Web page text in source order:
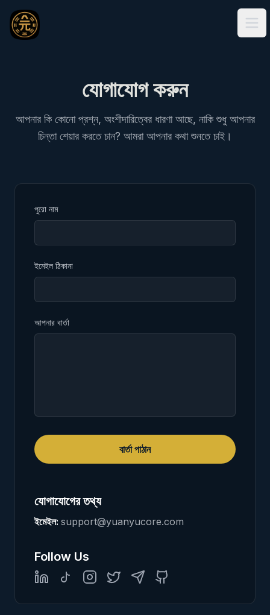
যোগাযোগ করুন
আপনার কি কোনো প্রশ্ন, অংশীদারিত্বের ধারণা আছে, নাকি শুধু আপনার
চিন্তা শেয়ার করতে চান? আমরা আপনার কথা শুনতে চাই।
পুরো নাম
ইমেইল ঠিকানা
আপনার বার্তা
বার্তা পাঠান
যোগাযোগের তথ্য
ইমেইল: support@yuanyucore.com
Follow Us